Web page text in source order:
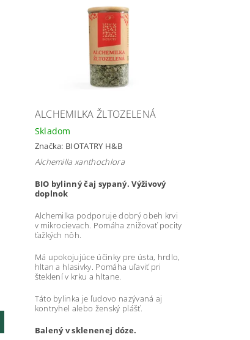
ALCHEMILKA ŽLTOZELENÁ
Skladom
Značka: BIOTATRY H&B
Alchemilla xanthochlora
BIO bylinný čaj sypaný. Výživový
doplnok
Alchemilka podporuje dobrý obeh krvi
v mikrocievach. Pomáha znižovať pocity
ťažkých nôh.
Má upokojujúce účinky pre ústa, hrdlo,
hltan a hlasivky. Pomáha uľaviť pri
šteklení v krku a hltane.
Táto bylinka je ľudovo nazývaná aj
kontryhel alebo ženský plášť.
Balený v sklenenej dóze.